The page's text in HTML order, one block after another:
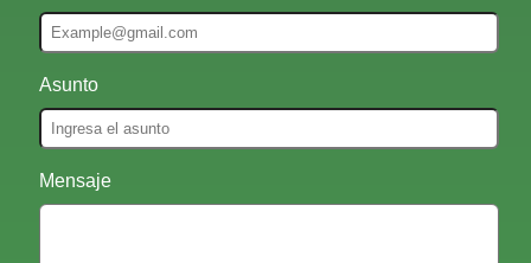
Asunto
Mensaje